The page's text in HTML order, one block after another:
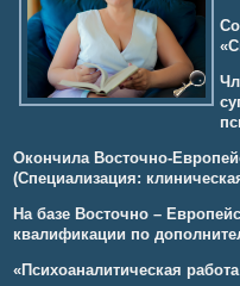
Окончила Восточно-
(Специализация:
На базе Восточно –
квалификации по
«Психоаналитическая